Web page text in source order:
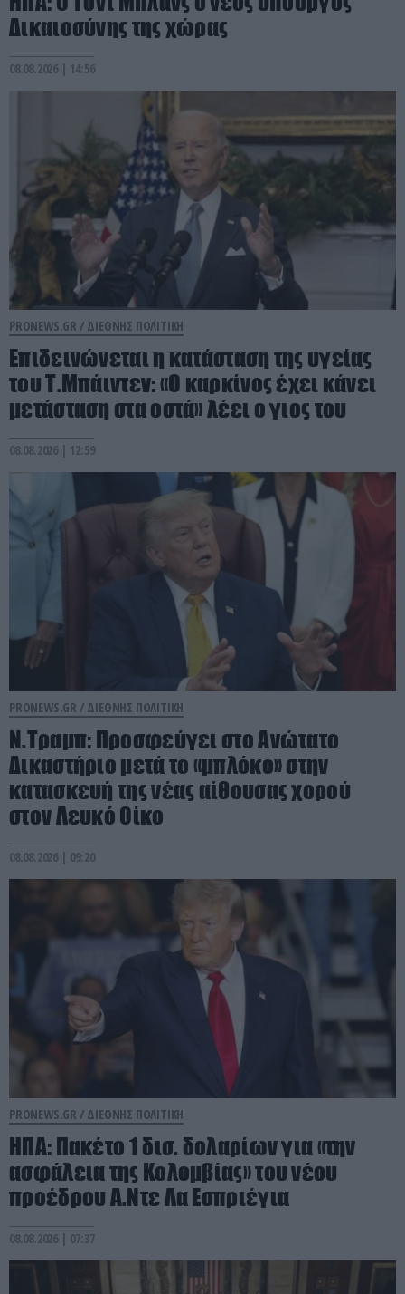
Δικαιοσύνης της χώρας
08.08.2026 | 14:56
PRONEWS.GR / ΔΙΕΘΝΗΣ ΠΟΛΙΤΙΚΗ
Επιδεινώνεται η κατάσταση της υγείας
του Τ.Μπάιντεν: «Ο καρκίνος έχει κάνει
μετάσταση στα οστά» λέει ο γιος του
08.08.2026 | 12:59
PRONEWS.GR / ΔΙΕΘΝΗΣ ΠΟΛΙΤΙΚΗ
Ν.Τραμπ: Προσφεύγει στο Ανώτατο
Δικαστήριο μετά το «μπλόκο» στην
κατασκευή της νέας αίθουσας χορού
στον Λευκό Οίκο
08.08.2026 | 09:20
PRONEWS.GR / ΔΙΕΘΝΗΣ ΠΟΛΙΤΙΚΗ
ΗΠΑ: Πακέτο 1 δισ. δολαρίων για «την
ασφάλεια της Κολομβίας» του νέου
προέδρου Α.Ντε Λα Εσπριέγια
08.08.2026 | 07:37